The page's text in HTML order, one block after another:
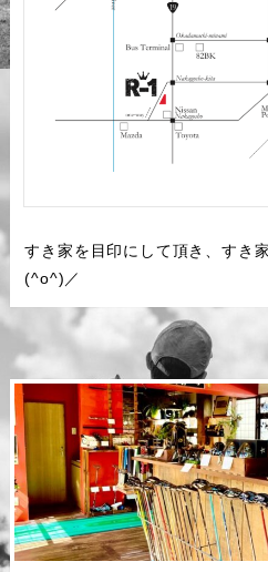
すき家を目印にして頂き、すき
(^o^)／